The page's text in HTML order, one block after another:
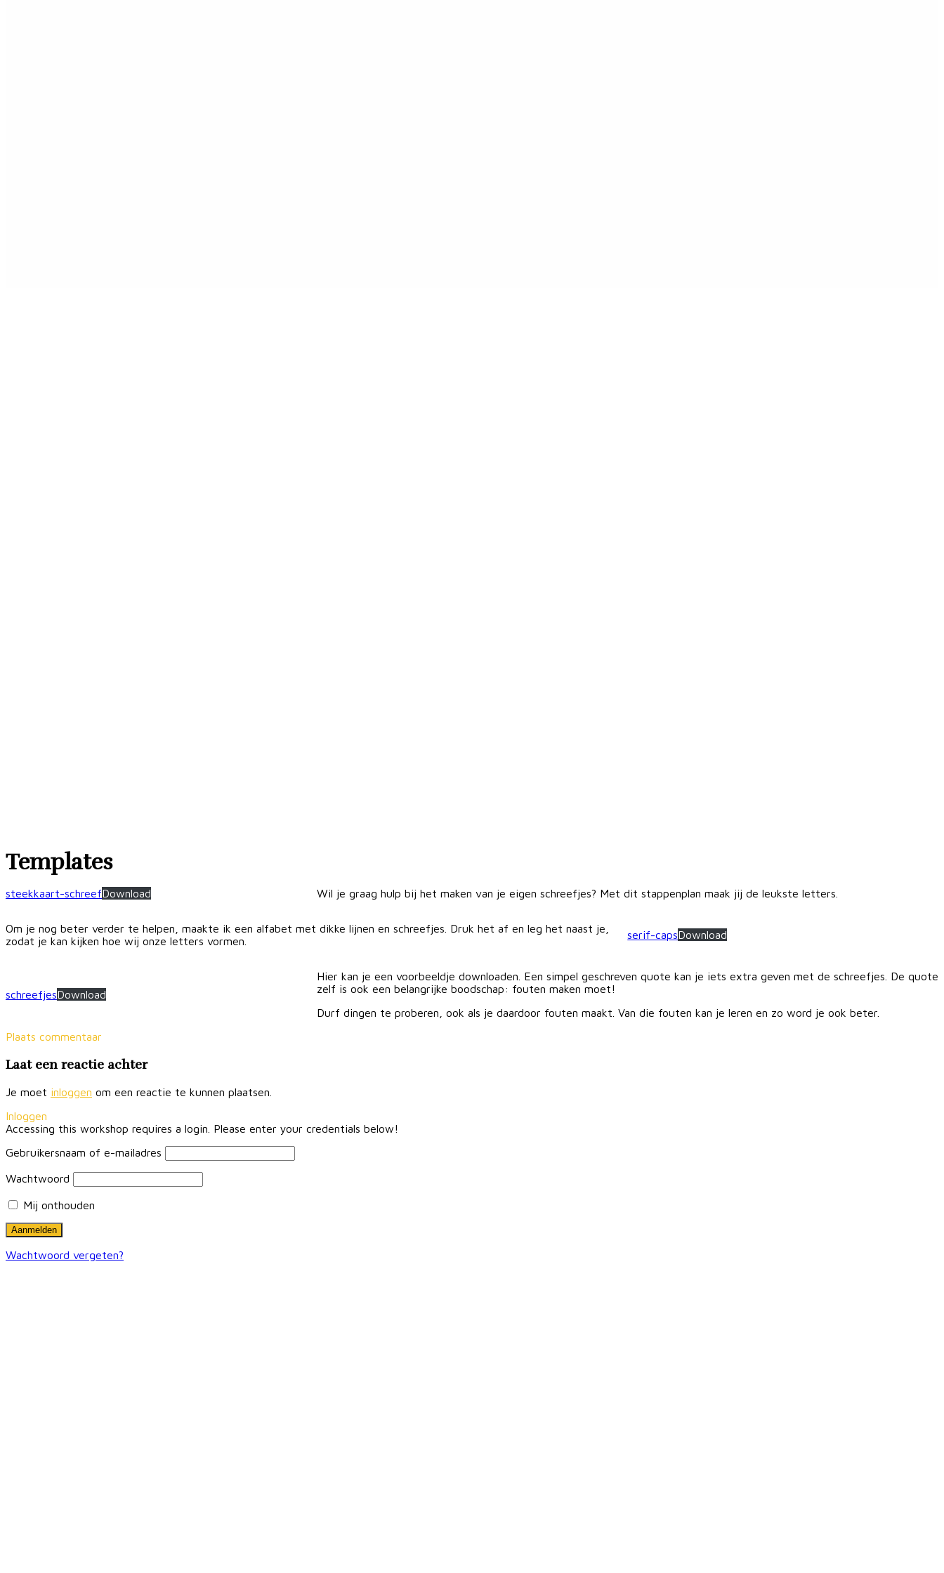
Templates
steekkaart-schreefDownload Wil je graag hulp bij het maken van je eigen schreefjes? Met dit stappenplan maak jij de leukste letters.
Om je nog beter verder te helpen, maakte ik een alfabet met dikke lijnen en schreefjes. Druk het af en leg het naast je,
zodat je kan kijken hoe wij onze letters vormen.
serif-capsDownload
schreefjesDownload
Hier kan je een voorbeeldje downloaden. Een simpel geschreven quote kan je iets extra geven met de schreefjes. De quote
zelf is ook een belangrijke boodschap: fouten maken moet!
Durf dingen te proberen, ook als je daardoor fouten maakt. Van die fouten kan je leren en zo word je ook beter.
Plaats commentaar
Laat een reactie achter
Je moet inloggen om een reactie te kunnen plaatsen.
Inloggen
Accessing this workshop requires a login. Please enter your credentials below!
Gebruikersnaam of e-mailadres
Wachtwoord
Mij onthouden
Wachtwoord vergeten?